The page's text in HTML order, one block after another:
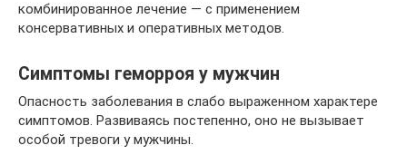
комбинированное лечение — с применением
консервативных и оперативных методов.
Симптомы геморроя у мужчин
Опасность заболевания в слабо выраженном характере
симптомов. Развиваясь постепенно, оно не вызывает
особой тревоги у мужчины.